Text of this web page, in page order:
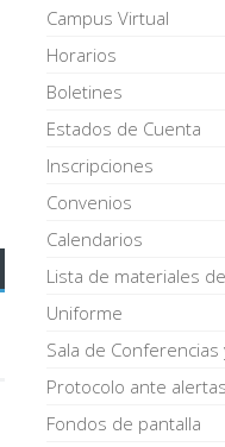
Campus Virtual
Horarios
Boletines
Estados de Cuenta
Inscripciones
Convenios
Calendarios
Lista de materiales
Uniforme
Sala de Conferencias
Protocolo ante
Fondos de pantalla